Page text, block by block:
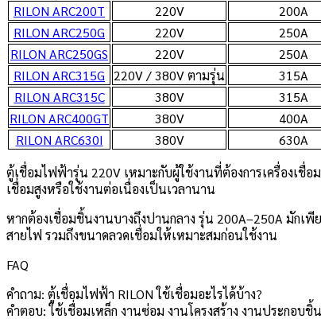
RILON ARC200T
220V 200A
RILON ARC250G
220V 250A
RILON ARC250GS
220V 250A
RILON ARC315G 220V / 380V ตามรุ่น 315A
RILON ARC315C
380V 315A
RILON ARC400GT
380V 400A
RILON ARC630I
380V 630A
ตู้เชื่อมไฟฟ้ารุ่น 220V เหมาะกับผู้ใช้งานที่ต้องการเครื่องเชื่
เชื่อมสูงหรือใช้งานต่อเนื่องเป็นเวลานาน
หากต้องเชื่อมชิ้นงานบางถึงปานกลาง รุ่น 200A–250A มักเ
สายไฟ รวมถึงขนาดลวดเชื่อมให้เหมาะสมก่อนใช้งาน
FAQ
คำถาม: ตู้เชื่อมไฟฟ้า RILON ใช้เชื่อมอะไรได้บ้าง?
คำตอบ: ใช้เชื่อมเหล็ก งานซ่อม งานโครงสร้าง งานประกอบ